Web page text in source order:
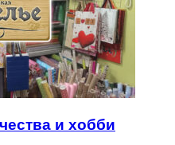
и хобби